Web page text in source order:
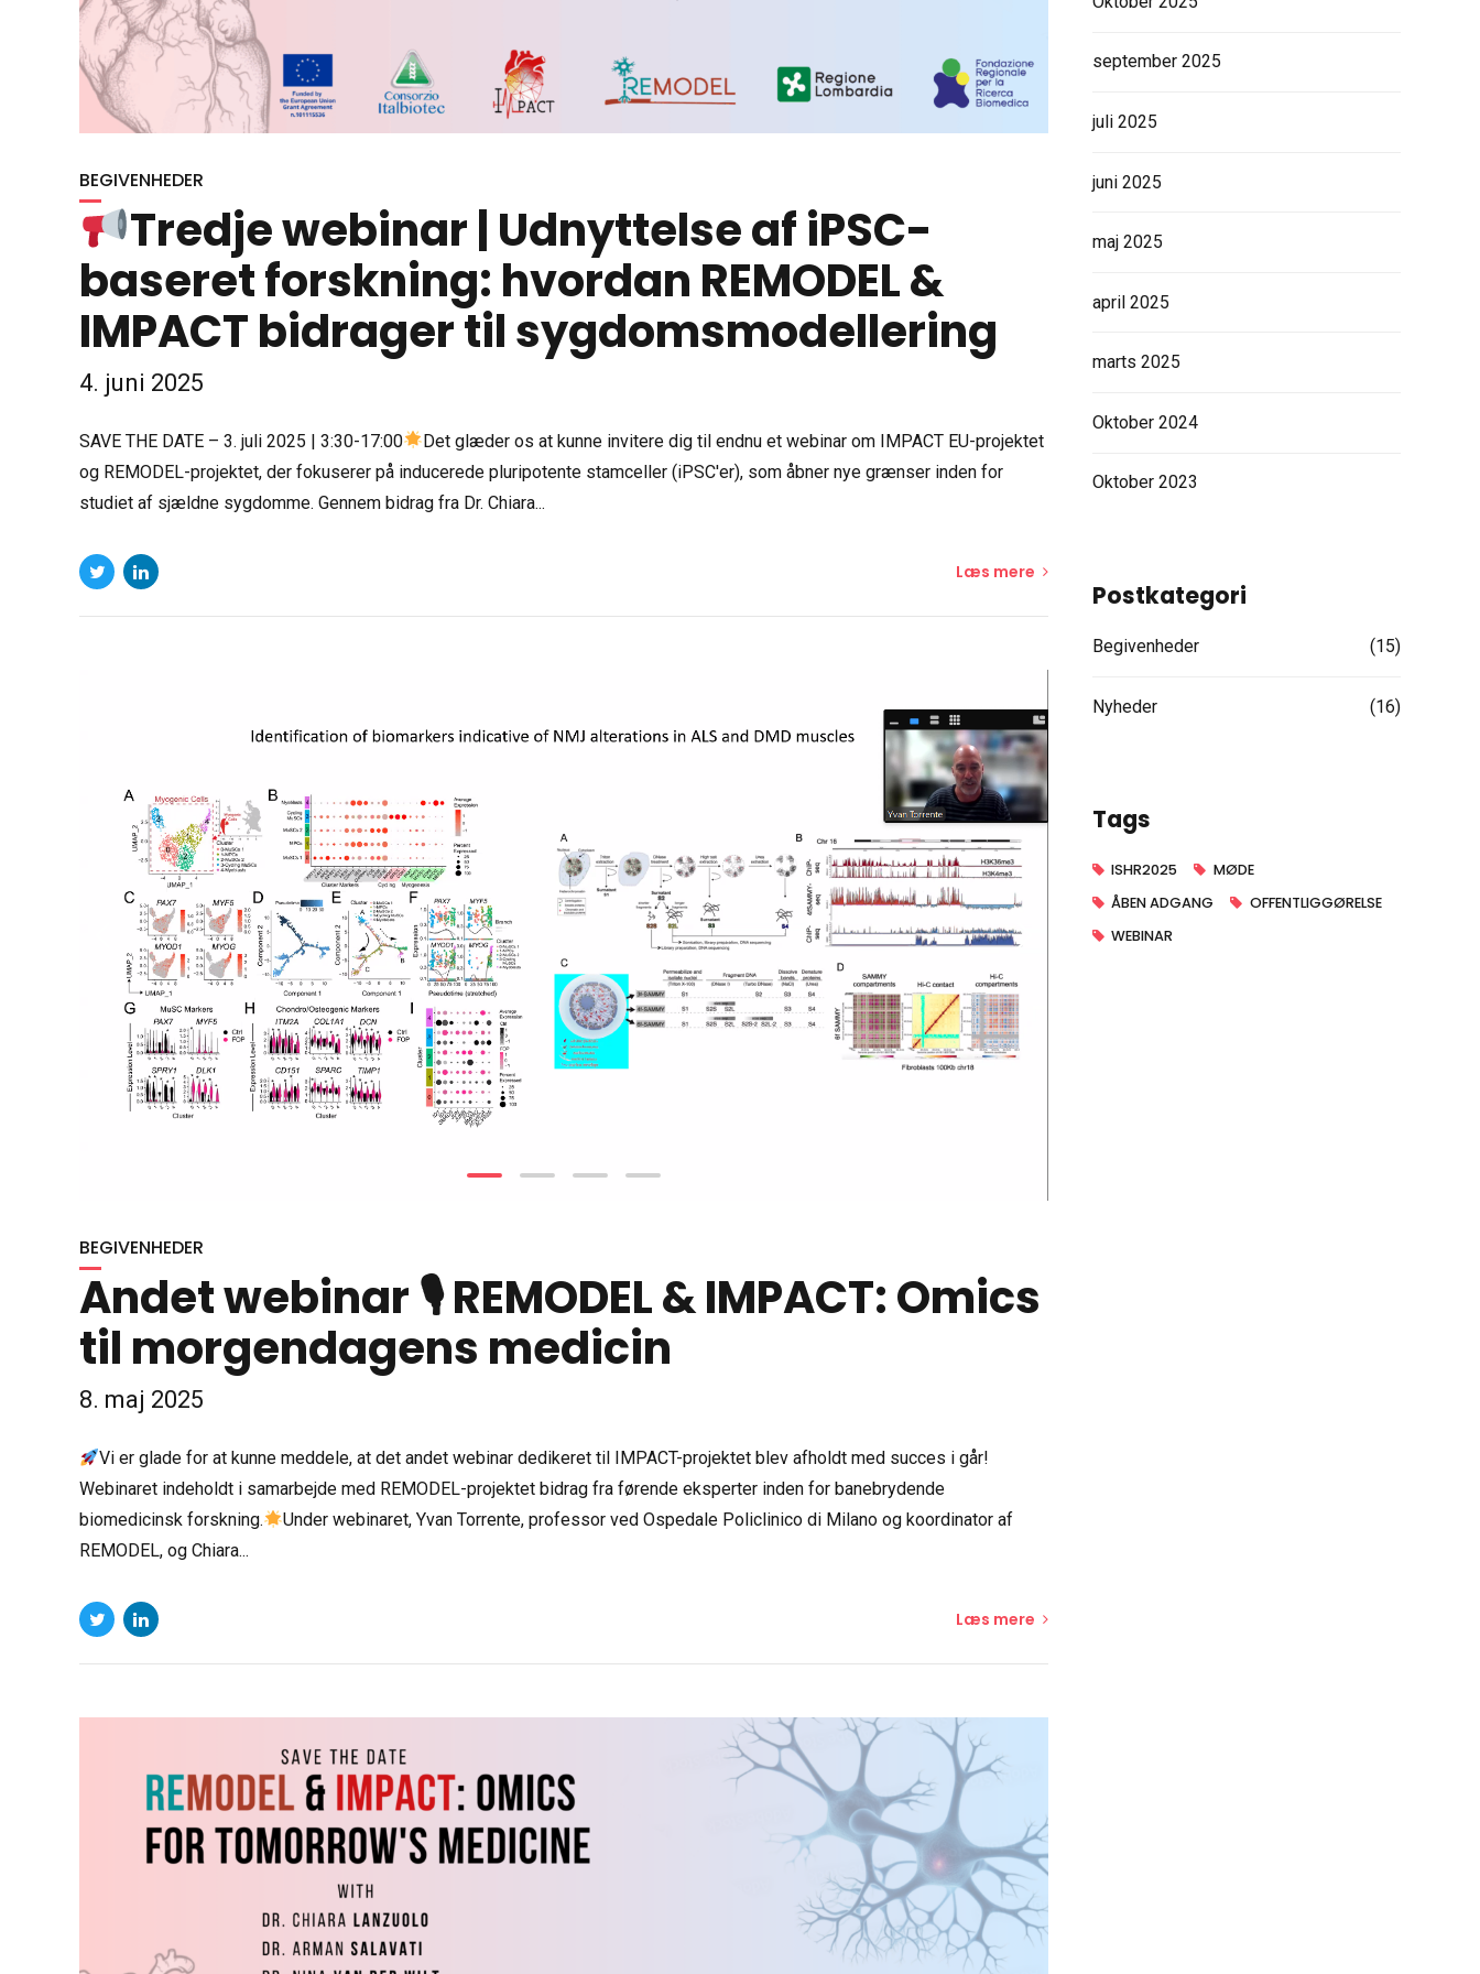
BEGIVENHEDER
Tredje webinar | Udnyttelse af iPSC-
baseret forskning: hvordan REMODEL &
IMPACT bidrager til sygdomsmodellering
4. juni 2025
SAVE THE DATE – 3. juli 2025 | 3:30-17:00
Det glæder os at kunne invitere dig til endnu et webinar om IMPACT EU-projektet
og REMODEL-projektet, der fokuserer på inducerede pluripotente stamceller (iPSC'er), som åbner nye grænser inden for
studiet af sjældne sygdomme. Gennem bidrag fra Dr. Chiara...
Læs mere
Andet webinar 🎙 REMODEL & IMPACT: Omics
til morgendagens medicin
8. maj 2025
Webinaret indeholdt i samarbejde med REMODEL-projektet bidrag fra førende eksperter inden for banebrydende
biomedicinsk forskning.
Under webinaret, Yvan Torrente, professor ved Ospedale Policlinico di Milano og koordinator af
REMODEL, og Chiara...
september 2025
juli 2025
juni 2025
maj 2025
april 2025
marts 2025
Oktober 2024
Oktober 2023
Postkategori
Begivenheder (15)
Nyheder (16)
Tags
ISHR2025
MØDE
ÅBEN ADGANG
OFFENTLIGGØRELSE
WEBINAR